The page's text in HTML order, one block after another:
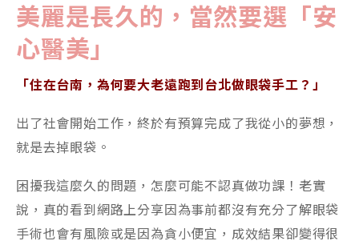
美麗是長久的，當然要選「安
心醫美」
「住在台南，為何要大老遠跑到台北做眼袋手工？」
出了社會開始工作，終於有預算完成了我從小的夢想，
就是去掉眼袋。
困擾我這麼久的問題，怎麼可能不認真做功課！老實
說，真的看到網路上分享因為事前都沒有充分了解眼袋
手術也會有風險或是因為貪小便宜，成效結果卻變得很